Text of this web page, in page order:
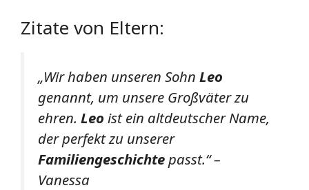
Zitate von Eltern:
„Wir haben unseren Sohn Leo
genannt, um unsere Großväter zu
ehren. Leo ist ein altdeutscher Name,
der perfekt zu unserer
Familiengeschichtepasst.“ –
Vanessa